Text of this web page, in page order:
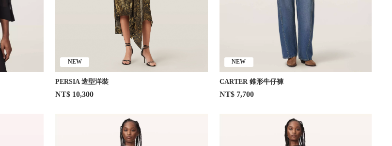
NEW
PERSIA 造型洋裝
NT$ 10,300
NEW
CARTER 錐形牛仔褲
NT$ 7,700